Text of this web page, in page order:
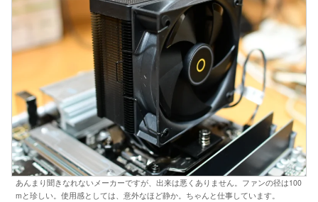
あんまり聞きなれないメーカーですが、出来は悪くありません。ファンの径は100
mと珍しい。使用感としては、意外なほど静か。ちゃんと仕事しています。